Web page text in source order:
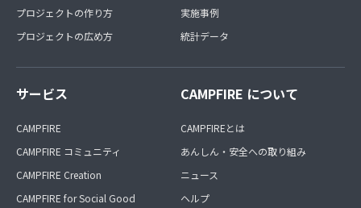
プロジェクトの作り方
プロジェクトの広め方
実施事例
統計データ
サービス
CAMPFIRE
CAMPFIRE コミュニティ
CAMPFIRE Creation
CAMPFIRE for Social Good
CAMPFIRE について
CAMPFIREとは
あんしん・安全への取り組み
ニュース
ヘルプ